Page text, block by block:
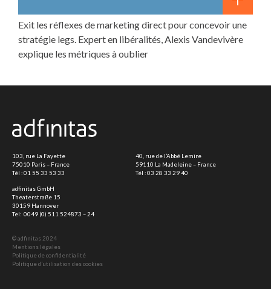
Exit les réflexes de marketing direct pour concevoir une
stratégie legs. Expert en libéralités, Alexis Vandevivère
explique les métriques à oublier
103, rue La Fayette
75010 Paris – France
Tél :01 55 33 53 33
40, rue de l’Abbé Lemire
59110 La Madeleine – France
Tél :03 28 33 29 40
adfinitas GmbH
Theaterstraße 15
30159 Hannover
Tel: 0049 (0) 511 524873 – 24
© adfinitas 2024
Mentions légales
Politique de confidentialité
Politique d’utilisation des cookies